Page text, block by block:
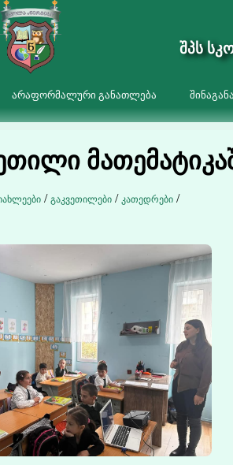
შპს
არაფორმალური განათლება
/ გაკვეთილები/ კათედრები/